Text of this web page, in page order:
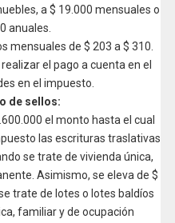
a $ 19.000 mensuales o
anuales.
mensuales de $ 203 a $ 310.
el pago a cuenta en el
en el impuesto.
de sellos:
el monto hasta el cual
las escrituras traslativas
se trate de vivienda única,
Asimismo, se eleva de $
trate de lotes o lotes baldíos
familiar y de ocupación